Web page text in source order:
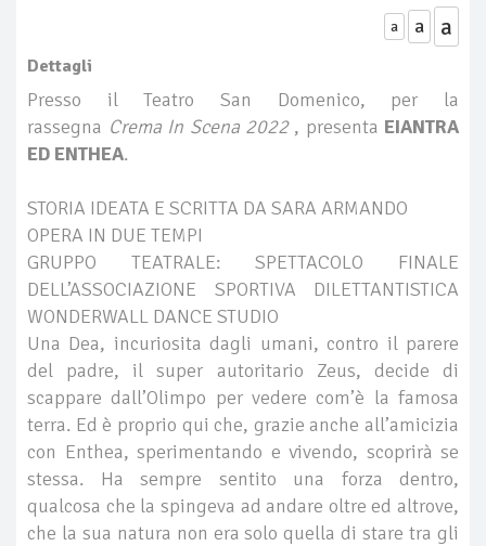
a a a
Dettagli
Presso il Teatro San Domenico, per la
rassegna Crema In Scena 2022 , presenta EIANTRA
ED ENTHEA.
STORIA IDEATA E SCRITTA DA SARA ARMANDO
OPERA IN DUE TEMPI
GRUPPO TEATRALE: SPETTACOLO FINALE
DELL’ASSOCIAZIONE SPORTIVA DILETTANTISTICA
WONDERWALL DANCE STUDIO
Una Dea, incuriosita dagli umani, contro il parere
del padre, il super autoritario Zeus, decide di
scappare dall’Olimpo per vedere com’è la famosa
terra. Ed è proprio qui che, grazie anche all’amicizia
con Enthea, sperimentando e vivendo, scoprirà se
stessa. Ha sempre sentito una forza dentro,
qualcosa che la spingeva ad andare oltre ed altrove,
che la sua natura non era solo quella di stare tra gli